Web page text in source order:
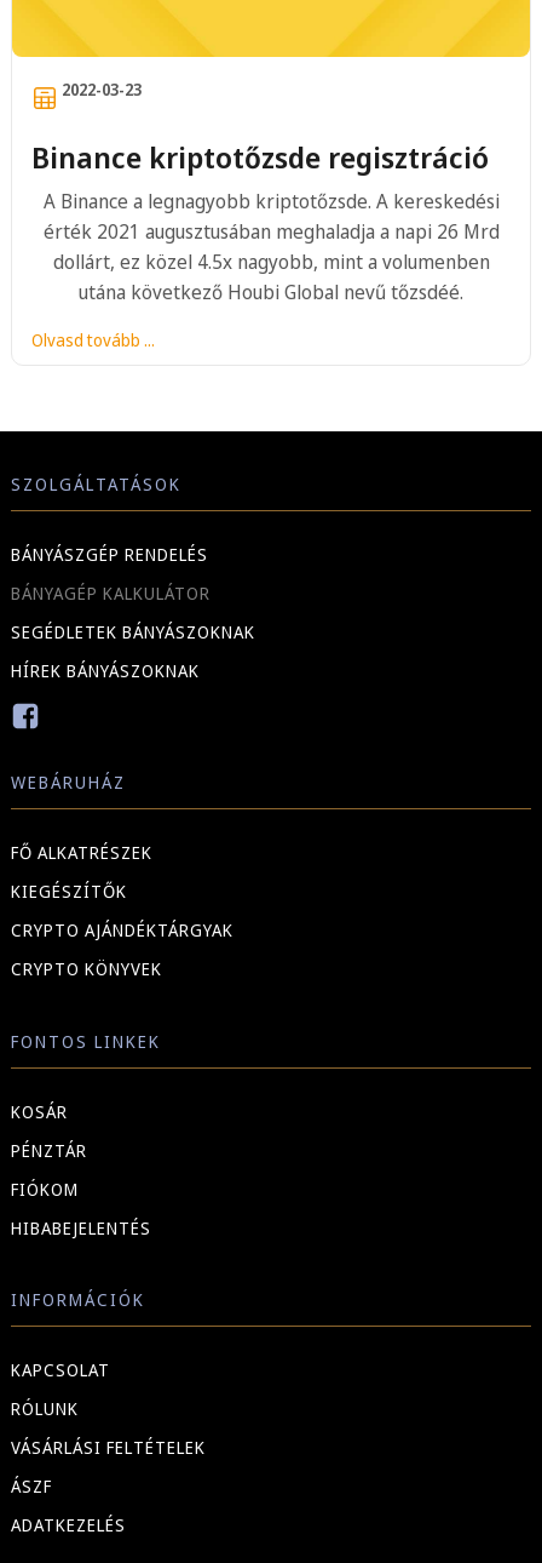
2022-03-23
Binance kriptotőzsde regisztráció
A Binance a legnagyobb kriptotőzsde. A kereskedési
érték 2021 augusztusában meghaladja a napi 26 Mrd
dollárt, ez közel 4.5x nagyobb, mint a volumenben
utána következő Houbi Global nevű tőzsdéé.
Olvasd tovább ...
SZOLGÁLTATÁSOK
BÁNYÁSZGÉP RENDELÉS
BÁNYAGÉP KALKULÁTOR
SEGÉDLETEK BÁNYÁSZOKNAK
HÍREK BÁNYÁSZOKNAK
WEBÁRUHÁZ
FŐ ALKATRÉSZEK
KIEGÉSZÍTŐK
CRYPTO AJÁNDÉKTÁRGYAK
CRYPTO KÖNYVEK
FONTOS LINKEK
KOSÁR
PÉNZTÁR
FIÓKOM
HIBABEJELENTÉS
INFORMÁCIÓK
KAPCSOLAT
RÓLUNK
VÁSÁRLÁSI FELTÉTELEK
ÁSZF
ADATKEZELÉS